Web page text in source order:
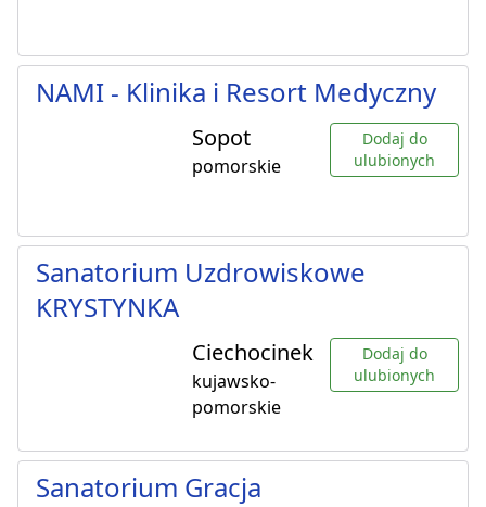
NAMI - Klinika i Resort Medyczny
Sopot
pomorskie
Dodaj do
ulubionych
Sanatorium Uzdrowiskowe
KRYSTYNKA
Ciechocinek
kujawsko-
pomorskie
Dodaj do
ulubionych
Sanatorium Gracja